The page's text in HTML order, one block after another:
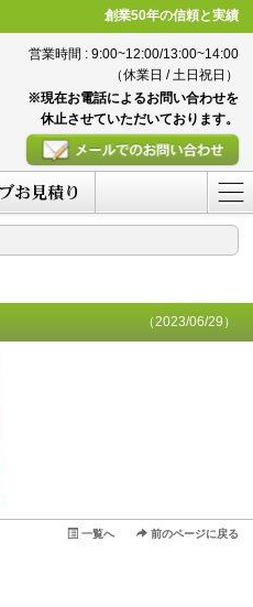
創業50年の信頼と実績
営業時間 : 9:00~12:00/13:00~14:00
（休業日 / 土日祝日）
※現在お電話によるお問い合わせを
休止させていただいております。
（2023/06/29）
一覧へ 前のページに戻る